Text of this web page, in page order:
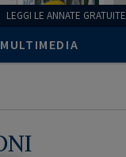
LEGGI LE ANNATE GRATUITE
MULTIMEDIA